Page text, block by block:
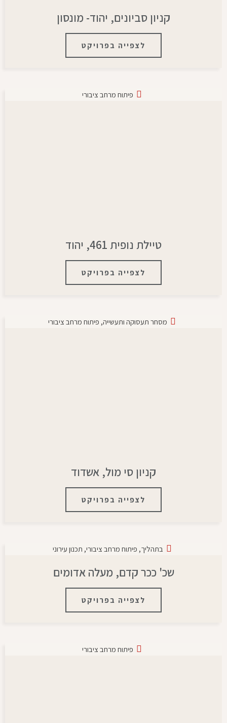
קניון סביונים, יהוד- מונסון
לצפייה בפרויקט
פיתוח מרחב ציבורי
טיילת נופית 461, יהוד
לצפייה בפרויקט
מסחר תעסוקה ותעשייה, פיתוח מרחב ציבורי
קניון סי מול, אשדוד
לצפייה בפרויקט
בתהליך, פיתוח מרחב ציבורי, תכנון עירוני
שכ' ככר קדם, מעלה אדומים
לצפייה בפרויקט
פיתוח מרחב ציבורי